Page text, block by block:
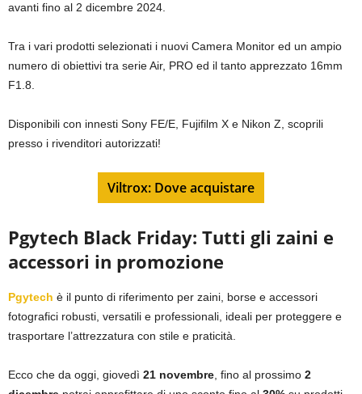
avanti fino al 2 dicembre 2024.
Tra i vari prodotti selezionati i nuovi Camera Monitor ed un ampio
numero di obiettivi tra serie Air, PRO ed il tanto apprezzato 16mm
F1.8.
Disponibili con innesti Sony FE/E, Fujifilm X e Nikon Z, scoprili
presso i rivenditori autorizzati!
Viltrox: Dove acquistare
Pgytech Black Friday: Tutti gli zaini e
accessori in promozione
Pgytech è il punto di riferimento per zaini, borse e accessori
fotografici robusti, versatili e professionali, ideali per proteggere e
trasportare l’attrezzatura con stile e praticità.
Ecco che da oggi, giovedì 21 novembre, fino al prossimo 2